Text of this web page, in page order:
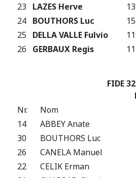
23
LAZES Herve
24 BOUTHORS Luc
25
DELLA VALLE Fulvio
26
GERBAUX Regis
FIDE
Nr.
Nom
14
ABBEY Anate
30
BOUTHORS Luc
26
CANELA Manuel
22
CELIK Erman